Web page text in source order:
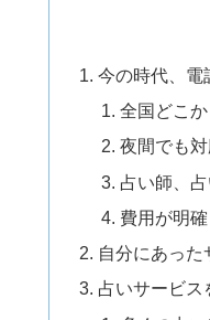
今の時代、電
全国どこ
夜間でも
占い師、
費用が明確
自分にあった
占いサービス